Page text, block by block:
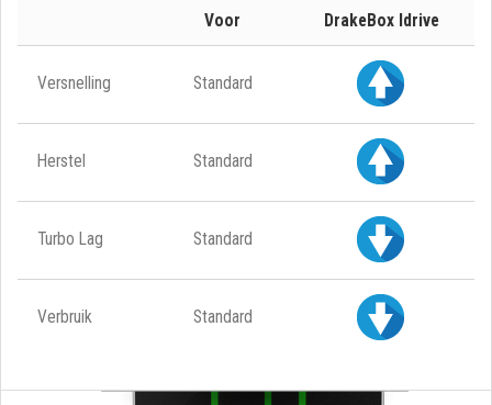
Voor DrakeBox Idrive
Versnelling Standard
Herstel Standard
Turbo Lag Standard
Verbruik Standard